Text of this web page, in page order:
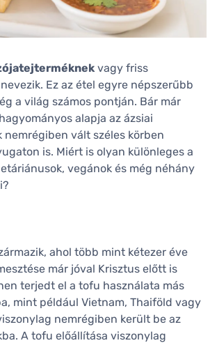
vagy friss
Ez az étel egyre népszerűbb
a világ számos pontján. Bár már
alapja az ázsiai
nemrégiben vált széles körben
is. Miért is olyan különleges a
vegánok és még néhány
ahol több mint kétezer éve
már jóval Krisztus előtt is
terjedt el a tofu használata más
mint például Vietnam, Thaiföld vagy
nemrégiben került be az
A tofu előállítása viszonylag